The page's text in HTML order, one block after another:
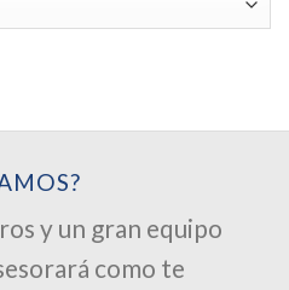
y un gran equipo
como te